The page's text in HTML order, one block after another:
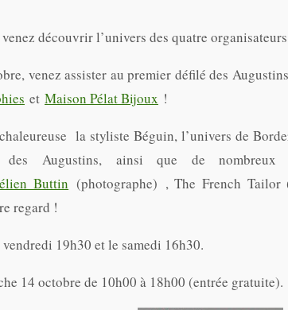
découvrir l’univers des quatre
venez assister au premier défilé des
et Maison Pélat Bijoux !
la styliste Béguin, l’univers de
des Augustins, ainsi que de nombreux
Buttin (photographe) , The French Tailor
regard !
19h30 et le samedi 16h30.
14 octobre de 10h00 à 18h00 (entrée gratuite).